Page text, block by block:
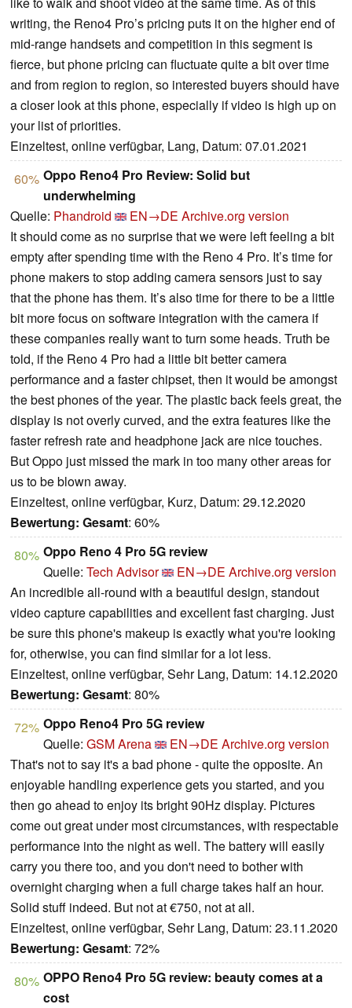
writing, the Reno4 Pro’s pricing puts it on the higher end of
mid-range handsets and competition in this segment is
fierce, but phone pricing can fluctuate quite a bit over time
and from region to region, so interested buyers should have
a closer look at this phone, especially if video is high up on
your list of priorities.
Einzeltest, online verfügbar, Lang, Datum: 07.01.2021
60% Oppo Reno4 Pro Review: Solid but
underwhelming
Quelle: Phandroid EN→DE Archive.org version
It should come as no surprise that we were left feeling a bit
empty after spending time with the Reno 4 Pro. It’s time for
phone makers to stop adding camera sensors just to say
that the phone has them. It’s also time for there to be a little
bit more focus on software integration with the camera if
these companies really want to turn some heads. Truth be
told, if the Reno 4 Pro had a little bit better camera
performance and a faster chipset, then it would be amongst
the best phones of the year. The plastic back feels great, the
display is not overly curved, and the extra features like the
faster refresh rate and headphone jack are nice touches.
But Oppo just missed the mark in too many other areas for
us to be blown away.
Einzeltest, online verfügbar, Kurz, Datum: 29.12.2020
Bewertung: Gesamt: 60%
80% Oppo Reno 4 Pro 5G review
Quelle: Tech Advisor EN→DE Archive.org version
An incredible all-round with a beautiful design, standout
video capture capabilities and excellent fast charging. Just
be sure this phone's makeup is exactly what you're looking
for, otherwise, you can find similar for a lot less.
Einzeltest, online verfügbar, Sehr Lang, Datum: 14.12.2020
Bewertung: Gesamt: 80%
72% Oppo Reno4 Pro 5G review
Quelle: GSM Arena EN→DE Archive.org version
That's not to say it's a bad phone - quite the opposite. An
enjoyable handling experience gets you started, and you
then go ahead to enjoy its bright 90Hz display. Pictures
come out great under most circumstances, with respectable
performance into the night as well. The battery will easily
carry you there too, and you don't need to bother with
overnight charging when a full charge takes half an hour.
Solid stuff indeed. But not at €750, not at all.
Einzeltest, online verfügbar, Sehr Lang, Datum: 23.11.2020
Bewertung: Gesamt: 72%
80% OPPO Reno4 Pro 5G review: beauty comes at a
cost